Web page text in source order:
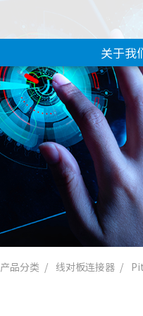
关于我
产品分类 线对板连接器